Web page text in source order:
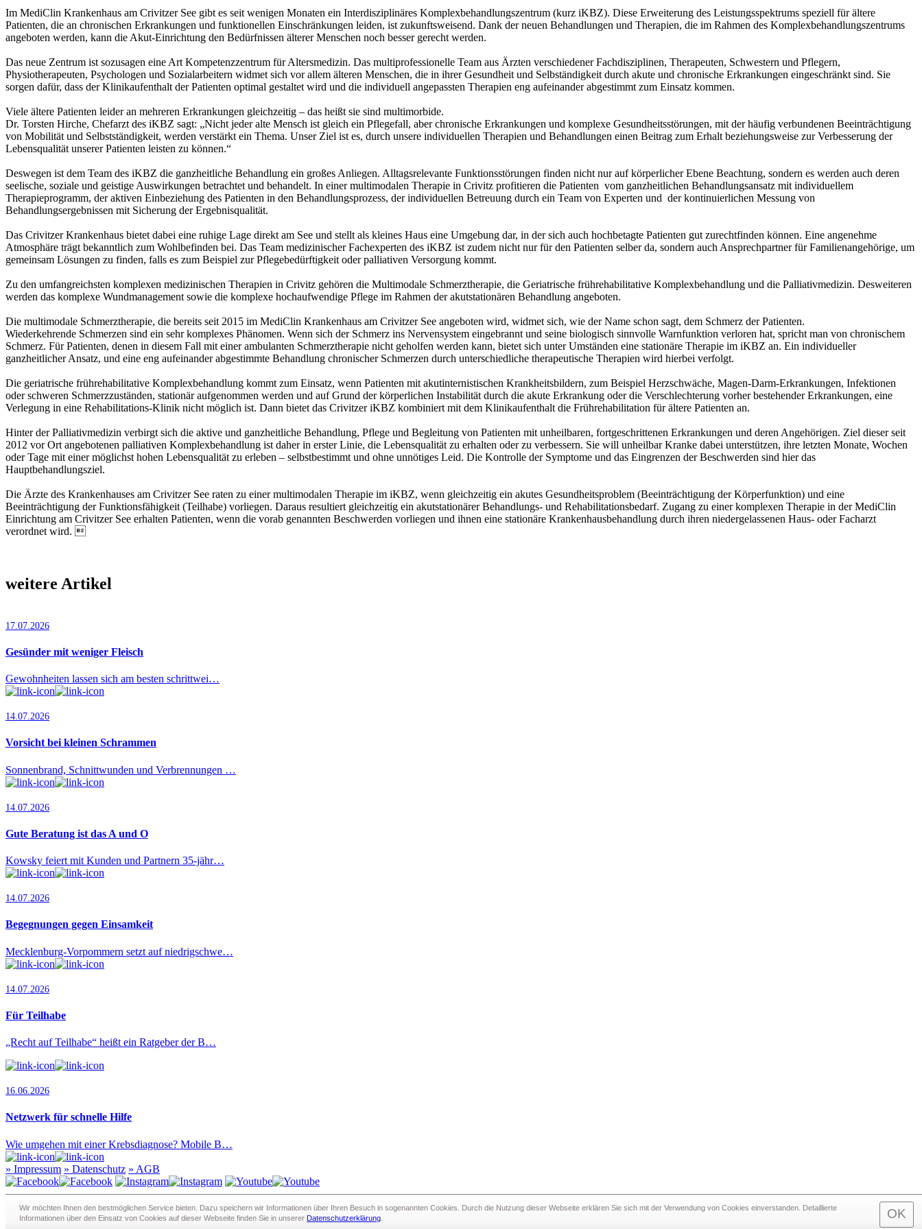
Im MediClin Krankenhaus am Crivitzer See gibt es seit wenigen Monaten ein Interdisziplinäres Komplexbehandlungszentrum (kurz iKBZ). Diese Erweiterung des Leistungsspektrums speziell für ältere
Patienten, die an chronischen Erkrankungen und funktionellen Einschränkungen leiden, ist zukunftsweisend. Dank der neuen Behandlungen und Therapien, die im Rahmen des Komplexbehandlungszentrums
angeboten werden, kann die Akut-Einrichtung den Bedürfnissen älterer Menschen noch besser gerecht werden.
Das neue Zentrum ist sozusagen eine Art Kompetenzzentrum für Altersmedizin. Das multiprofessionelle Team aus Ärzten verschiedener Fachdisziplinen, Therapeuten, Schwestern und Pflegern,
Physiotherapeuten, Psychologen und Sozialarbeitern widmet sich vor allem älteren Menschen, die in ihrer Gesundheit und Selbständigkeit durch akute und chronische Erkrankungen eingeschränkt sind. Sie
sorgen dafür, dass der Klinikaufenthalt der Patienten optimal gestaltet wird und die individuell angepassten Therapien eng aufeinander abgestimmt zum Einsatz kommen.
Viele ältere Patienten leider an mehreren Erkrankungen gleichzeitig – das heißt sie sind multimorbide.
Dr. Torsten Hirche, Chefarzt des iKBZ sagt: „Nicht jeder alte Mensch ist gleich ein Pflegefall, aber chronische Erkrankungen und komplexe Gesundheitsstörungen, mit der häufig verbundenen Beeinträchtigung
von Mobilität und Selbstständigkeit, werden verstärkt ein Thema. Unser Ziel ist es, durch unsere individuellen Therapien und Behandlungen einen Beitrag zum Erhalt beziehungsweise zur Verbesserung der
Lebensqualität unserer Patienten leisten zu können.“
Deswegen ist dem Team des iKBZ die ganzheitliche Behandlung ein großes Anliegen. Alltagsrelevante Funktionsstörungen finden nicht nur auf körperlicher Ebene Be­achtung, sondern es werden auch deren
seelische, soziale und geistige Auswirkungen betrachtet und behandelt. In einer multimodalen Therapie in Crivitz profitieren die Patienten vom ganzheitlichen Behandlungsansatz mit individuellem
Therapieprogramm, der aktiven Einbeziehung des Patienten in den Behandlungsprozess, der individuellen Betreuung durch ein Team von Experten und der kontinuierlichen Messung von
Behandlungsergebnissen mit Sicherung der Ergebnisqualität.
Das Crivitzer Krankenhaus bietet dabei eine ruhige Lage direkt am See und stellt als kleines Haus eine Umgebung dar, in der sich auch hochbetagte Patienten gut zurechtfinden können. Eine angenehme
Atmosphäre trägt bekanntlich zum Wohlbefinden bei. Das Team medizinischer Fachexperten des iKBZ ist zudem nicht nur für den Patienten selber da, sondern auch Ansprechpartner für Familienangehörige, um
gemeinsam Lösungen zu finden, falls es zum Beispiel zur Pflegebedürftigkeit oder palliativen Versorgung kommt.
Zu den umfangreichsten komplexen medizinischen Therapien in Crivitz gehören die Multimodale Schmerztherapie, die Geriatrische frührehabilitative Komplexbehandlung und die Palliativmedizin. Desweiteren
werden das komplexe Wundmanagement sowie die komplexe hochaufwendige Pflege im Rahmen der akutstationären Behandlung angeboten.
Die multimodale Schmerztherapie, die bereits seit 2015 im MediClin Krankenhaus am Crivitzer See angeboten wird, widmet sich, wie der Name schon sagt, dem Schmerz der Patienten.
Wiederkehrende Schmerzen sind ein sehr komplexes Phänomen. Wenn sich der Schmerz ins Nervensystem eingebrannt und seine biologisch sinnvolle Warnfunktion verloren hat, spricht man von chronischem
Schmerz. Für Patienten, denen in diesem Fall mit einer ambulanten Schmerztherapie nicht geholfen werden kann, bietet sich unter Umständen eine stationäre Therapie im iKBZ an. Ein individueller
ganzheitlicher Ansatz, und eine eng aufeinander abgestimmte Behandlung chronischer Schmerzen durch unterschiedliche therapeutische Therapien wird hierbei verfolgt.
Die geriatrische frührehabilitative Komplexbehandlung kommt zum Einsatz, wenn Patienten mit akut­internistischen Krankheitsbildern, zum Beispiel Herzschwäche, Magen-Darm-Erkrankungen, Infektionen
oder schweren Schmerzzuständen, stationär aufgenommen werden und auf Grund der körperlichen Instabilität durch die akute Erkrankung oder die Verschlechterung vorher bestehender Erkrankungen, eine
Verlegung in eine Rehabilitations-Klinik nicht möglich ist. Dann bietet das Crivitzer iKBZ kombiniert mit dem Klinikaufenthalt die Frührehabilitation für ältere Patienten an.
Hinter der Palliativmedizin verbirgt sich die aktive und ganzheitliche Behandlung, Pflege und Begleitung von Patienten mit unheilbaren, fortgeschrittenen Erkrankungen und deren Angehörigen. Ziel dieser seit
2012 vor Ort angebotenen palliativen Komplexbehandlung ist daher in erster Linie, die Lebensqualität zu erhalten oder zu verbessern. Sie will unheilbar Kranke dabei unterstützen, ihre letzten Monate, Wochen
oder Tage mit einer möglichst hohen Lebensqualität zu erleben – selbstbestimmt und ohne unnötiges Leid. Die Kontrolle der Symptome und das Eingrenzen der Beschwerden sind hier das
Hauptbehandlungsziel.
Die Ärzte des Krankenhauses am Crivitzer See raten zu einer multimodalen Therapie im iKBZ, wenn gleichzeitig ein akutes Gesundheitsproblem (Beeinträchtigung der Körperfunktion) und eine
Beeinträchtigung der Funktionsfähigkeit (Teilhabe) vorliegen. Daraus resultiert gleichzeitig ein akutstationärer Behandlungs- und Rehabilitationsbedarf. Zugang zu einer komplexen Therapie in der MediClin
Einrichtung am Crivitzer See erhalten Pa­tienten, wenn die vorab genannten Beschwerden vorliegen und ihnen eine stationäre Krankenhausbehandlung durch ihren niedergelassenen Haus- oder Facharzt
verordnet wird. 
weitere Artikel
17.07.2026
Gesünder mit weniger Fleisch
Gewohnheiten lassen sich am besten schrittwei…
14.07.2026
Vorsicht bei kleinen Schrammen
Sonnenbrand, Schnittwunden und Verbrennungen …
14.07.2026
Gute Beratung ist das A und O
Kowsky feiert mit Kunden und Partnern 35-jähr…
14.07.2026
Begegnungen gegen Einsamkeit
Mecklenburg-Vorpommern setzt auf niedrigschwe…
14.07.2026
Für Teilhabe
„Recht auf Teilhabe“ heißt ein Ratgeber der B…
16.06.2026
Netzwerk für schnelle Hilfe
Wie umgehen mit einer Krebsdiagnose? Mobile B…
» Impressum » Datenschutz » AGB
Redaktion · Graf-Schack-Alle 8 · 19053 Schwerin
Telefon:0385 - 63 83 281· Fax: 0385 - 63 83 279 · Mail:redaktion@schwerin.live
Wir möchten Ihnen den bestmöglichen Service bieten. Dazu speichern wir Informationen über Ihren Besuch in sogenann­ten Cookies. Durch die Nutzung dieser Webseite erklären Sie sich mit der Verwendung von Cookies einverstanden. Detaillierte
Informationen über den Einsatz von Cookies auf dieser Webseite finden Sie in unserer Datenschutzerklärung OK